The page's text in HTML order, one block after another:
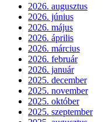
2026. augusztus
2026. június
2026. május
2026. április
2026. március
2026. február
2026. január
2025. december
2025. november
2025. október
2025. szeptember